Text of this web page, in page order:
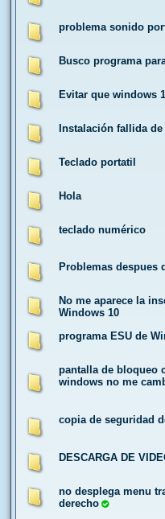
problema sonido
Busco programa
Evitar que windows
Instalación fallida de
Teclado portatil
Hola
teclado numérico
Problemas despues
No me aparece la
Windows 10
programa ESU de
pantalla de bloqueo
windows no me
copia de seguridad
DESCARGA DE
no desplega menu
derecho